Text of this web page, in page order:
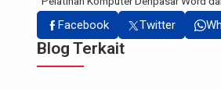
Facebook Twitter
Blog Terkait